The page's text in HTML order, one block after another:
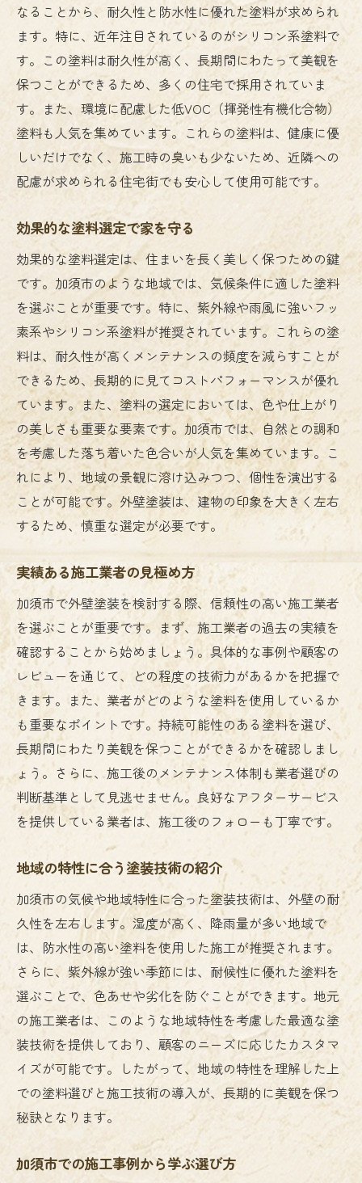
なることから、耐久性と防水性に優れた塗料が求められ
ます。特に、近年注目されているのがシリコン系塗料で
す。この塗料は耐久性が高く、長期間にわたって美観を
保つことができるため、多くの住宅で採用されていま
す。また、環境に配慮した低VOC（揮発性有機化合物）
塗料も人気を集めています。これらの塗料は、健康に優
しいだけでなく、施工時の臭いも少ないため、近隣への
配慮が求められる住宅街でも安心して使用可能です。
効果的な塗料選定で家を守る
効果的な塗料選定は、住まいを長く美しく保つための鍵
です。加須市のような地域では、気候条件に適した塗料
を選ぶことが重要です。特に、紫外線や雨風に強いフッ
素系やシリコン系塗料が推奨されています。これらの塗
料は、耐久性が高くメンテナンスの頻度を減らすことが
できるため、長期的に見てコストパフォーマンスが優れ
ています。また、塗料の選定においては、色や仕上がり
の美しさも重要な要素です。加須市では、自然との調和
を考慮した落ち着いた色合いが人気を集めています。こ
れにより、地域の景観に溶け込みつつ、個性を演出する
ことが可能です。外壁塗装は、建物の印象を大きく左右
するため、慎重な選定が必要です。
実績ある施工業者の見極め方
加須市で外壁塗装を検討する際、信頼性の高い施工業者
を選ぶことが重要です。まず、施工業者の過去の実績を
確認することから始めましょう。具体的な事例や顧客の
レビューを通じて、どの程度の技術力があるかを把握で
きます。また、業者がどのような塗料を使用しているか
も重要なポイントです。持続可能性のある塗料を選び、
長期間にわたり美観を保つことができるかを確認しまし
ょう。さらに、施工後のメンテナンス体制も業者選びの
判断基準として見逃せません。良好なアフターサービス
を提供している業者は、施工後のフォローも丁寧です。
地域の特性に合う塗装技術の紹介
加須市の気候や地域特性に合った塗装技術は、外壁の耐
久性を左右します。湿度が高く、降雨量が多い地域で
は、防水性の高い塗料を使用した施工が推奨されます。
さらに、紫外線が強い季節には、耐候性に優れた塗料を
選ぶことで、色あせや劣化を防ぐことができます。地元
の施工業者は、このような地域特性を考慮した最適な塗
装技術を提供しており、顧客のニーズに応じたカスタマ
イズが可能です。したがって、地域の特性を理解した上
での塗料選びと施工技術の導入が、長期的に美観を保つ
秘訣となります。
加須市での施工事例から学ぶ選び方